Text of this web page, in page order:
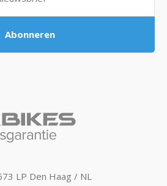
Abonneren
LP Den Haag / NL